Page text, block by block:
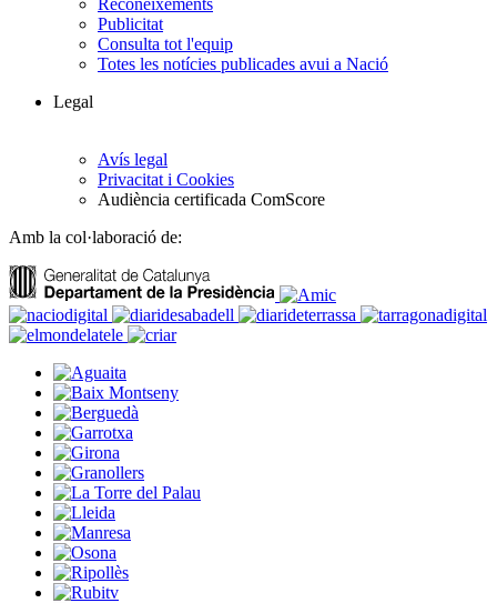
Publicitat
Consulta tot l'equip
Totes les notícies publicades avui a Nació
Legal
Avís legal
Privacitat i Cookies
Audiència certificada ComScore
Amb la col·laboració de: